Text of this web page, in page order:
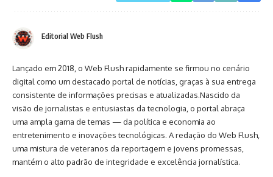
Editorial Web Flush
Lançado em 2018, o Web Flush rapidamente se firmou no cenário
digital como um destacado portal de notícias, graças à sua entrega
consistente de informações precisas e atualizadas.Nascido da
visão de jornalistas e entusiastas da tecnologia, o portal abraça
uma ampla gama de temas — da política e economia ao
entretenimento e inovações tecnológicas. A redação do Web Flush,
uma mistura de veteranos da reportagem e jovens promessas,
mantém o alto padrão de integridade e excelência jornalística.